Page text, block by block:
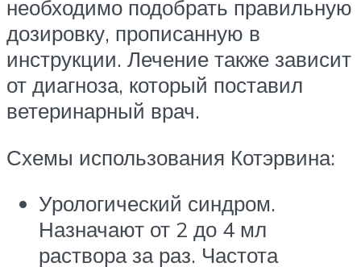
необходимо подобрать правильную
дозировку, прописанную в
инструкции. Лечение также зависит
от диагноза, который поставил
ветеринарный врач.
Схемы использования Котэрвина:
Урологический синдром.
Назначают от 2 до 4 мл
раствора за раз. Частота